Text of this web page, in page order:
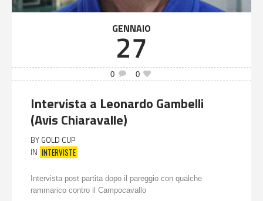
GENNAIO
27
0 0
Intervista a Leonardo Gambelli
(Avis Chiaravalle)
BY GOLD CUP
IN INTERVISTE
Intervista post partita dopo il pareggio con qualche
rammarico contro il Campocavallo